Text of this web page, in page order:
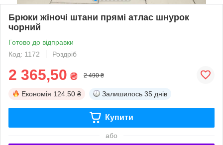
Брюки жіночі штани прямі атлас шнурок
чорний
Готово до відправки
Код: 1172
Роздріб
2 365,50 ₴ 2 490 ₴
Економія 124.50 ₴ Залишилось 35 днів
Купити
або